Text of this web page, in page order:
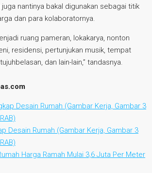
juga nantinya bakal digunakan sebagai titik
dan para kolaboratornya.
ruang pameran, lokakarya, nonton
residensi, pertunjukan musik, tempat
dan lain-lain,” tandasnya.
Desain Rumah (Gambar Kerja, Gambar 3